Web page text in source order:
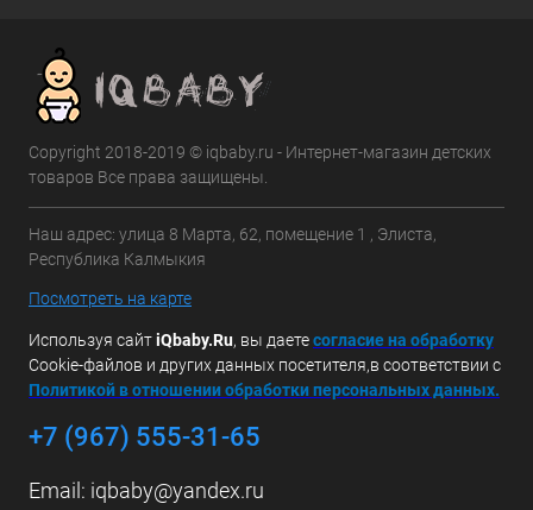
Copyright 2018-2019 © iqbaby.ru - Интернет-магазин детских
товаров Все права защищены.
Наш адрес: улица 8 Марта, 62, помещение 1 , Элиста,
Республика Калмыкия
Посмотреть на карте
Используя сайтiQbaby.Ru, вы даетесогласие на обработку
Cookie-файлов и других данных посетителя,в соответствии с
Политикой в отношении обработки персональных данных.
+7 (967) 555-31-65
Email: iqbaby@yandex.ru